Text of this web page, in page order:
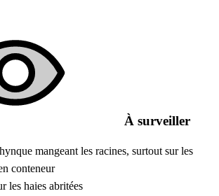
À surveiller
mangeant les racines, surtout sur les
conteneur
les haies abritées